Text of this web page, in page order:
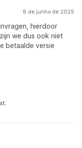
8 de junho de 2025
hierdoor
we dus ook niet
betaalde versie